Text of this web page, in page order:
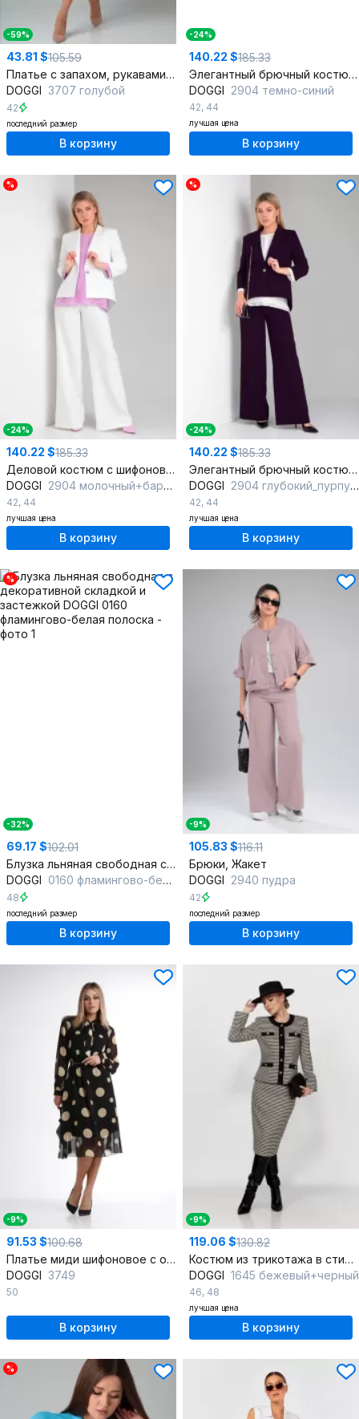
-59%
43.81 $105.59
Платье с запахом, рукавами-фонариками, из текстиля
DOGGI 3707 голубой
42
последний размер
В корзину
-24%
140.22 $185.33
Элегантный брючный костюм с шифоновой блузкой и оригинальной спинкой
DOGGI 2904 темно-синий
42, 44
лучшая цена
В корзину
%
-24%
140.22 $185.33
Деловой костюм с шифоновой блузкой и имитацией запаха
DOGGI 2904 молочный+барби
42, 44
лучшая цена
В корзину
%
-24%
140.22 $185.33
Элегантный брючный костюм с шифоновой блузкой и спинкой с цепочками
DOGGI 2904 глубокий_пурпурный
42, 44
лучшая цена
В корзину
%
-32%
69.17 $102.01
Блузка льняная свободная с декоративной складкой и застежкой
DOGGI 0160 фламингово-белая полоска
48
последний размер
В корзину
-9%
105.83 $116.11
Брюки, Жакет
DOGGI 2940 пудра
42
последний размер
В корзину
-9%
91.53 $100.68
Платье миди шифоновое с отрезным кроем и поясом
DOGGI 3749
50
В корзину
-9%
119.06 $130.82
Костюм из трикотажа в стиле CHANEL с юбкой и жакетом
DOGGI 1645 бежевый+черный
46, 48
лучшая цена
В корзину
%